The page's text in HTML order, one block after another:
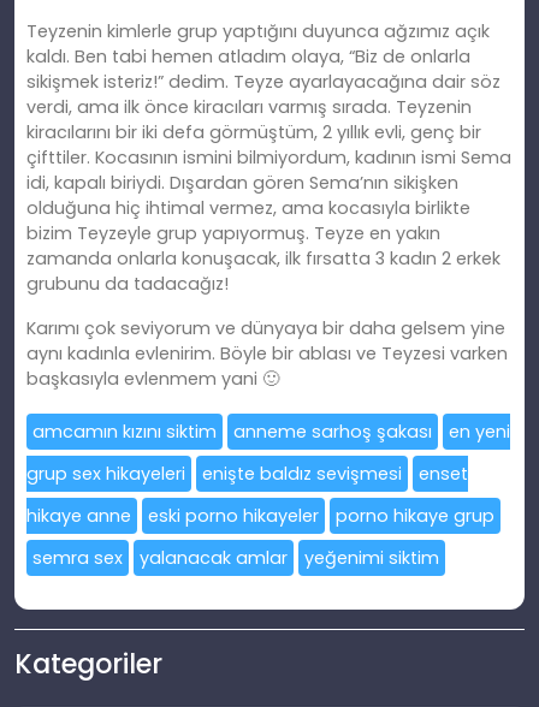
Teyzenin kimlerle grup yaptığını duyunca ağzımız açık
kaldı. Ben tabi hemen atladım olaya, “Biz de onlarla
sikişmek isteriz!” dedim. Teyze ayarlayacağına dair söz
verdi, ama ilk önce kiracıları varmış sırada. Teyzenin
kiracılarını bir iki defa görmüştüm, 2 yıllık evli, genç bir
çifttiler. Kocasının ismini bilmiyordum, kadının ismi Sema
idi, kapalı biriydi. Dışardan gören Sema’nın sikişken
olduğuna hiç ihtimal vermez, ama kocasıyla birlikte
bizim Teyzeyle grup yapıyormuş. Teyze en yakın
zamanda onlarla konuşacak, ilk fırsatta 3 kadın 2 erkek
grubunu da tadacağız!
Karımı çok seviyorum ve dünyaya bir daha gelsem yine
aynı kadınla evlenirim. Böyle bir ablası ve Teyzesi varken
başkasıyla evlenmem yani 🙂
amcamın kızını siktim anneme sarhoş şakası
en yeni
grup sex hikayeleri
enişte baldız sevişmesi
enset
hikaye anne
eski porno hikayeler
porno hikaye grup
semra sex
yalanacak amlar yeğenimi siktim
Kategoriler